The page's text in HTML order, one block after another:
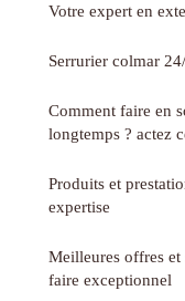
Votre expert en
Serrurier colmar
Comment faire en
longtemps ? actez
Produits et
expertise
Meilleures offres
faire exceptionnel